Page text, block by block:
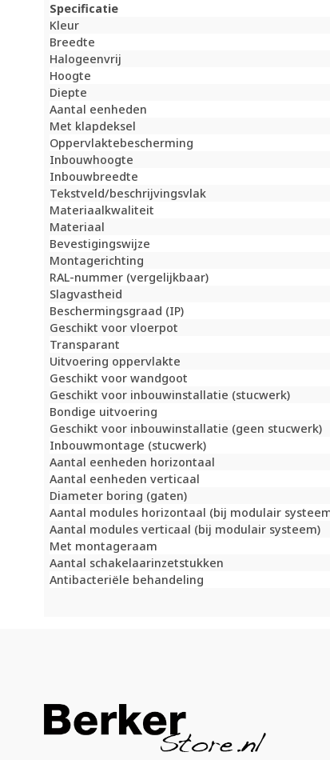
Specificatie
Kleur
Breedte
Halogeenvrij
Hoogte
Diepte
Aantal eenheden
Met klapdeksel
Oppervlaktebescherming
Inbouwhoogte
Inbouwbreedte
Tekstveld/beschrijvingsvlak
Materiaalkwaliteit
Materiaal
Bevestigingswijze
Montagerichting
RAL-nummer (vergelijkbaar)
Slagvastheid
Beschermingsgraad (IP)
Geschikt voor vloerpot
Transparant
Uitvoering oppervlakte
Geschikt voor wandgoot
Geschikt voor inbouwinstallatie (stucwerk)
Bondige uitvoering
Geschikt voor inbouwinstallatie (geen stucwerk)
Inbouwmontage (stucwerk)
Aantal eenheden horizontaal
Aantal eenheden verticaal
Diameter boring (gaten)
Aantal modules horizontaal (bij modulair
Aantal modules verticaal (bij modulair systeem)
Met montageraam
Aantal schakelaarinzetstukken
Antibacteriële behandeling